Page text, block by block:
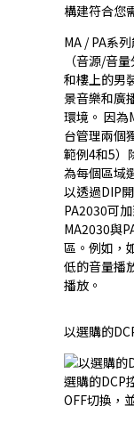
構建符合您
MA / PA系
（音源/音
和樓上的男
景音樂和廣
環境。 因為
台管理兩個
範例4和5）
為每個區域
以透過DIP
PA2030可
MA2030與
區。例如，
低的音量播
播放。
以選購的
選購的DCP
OFF切換，